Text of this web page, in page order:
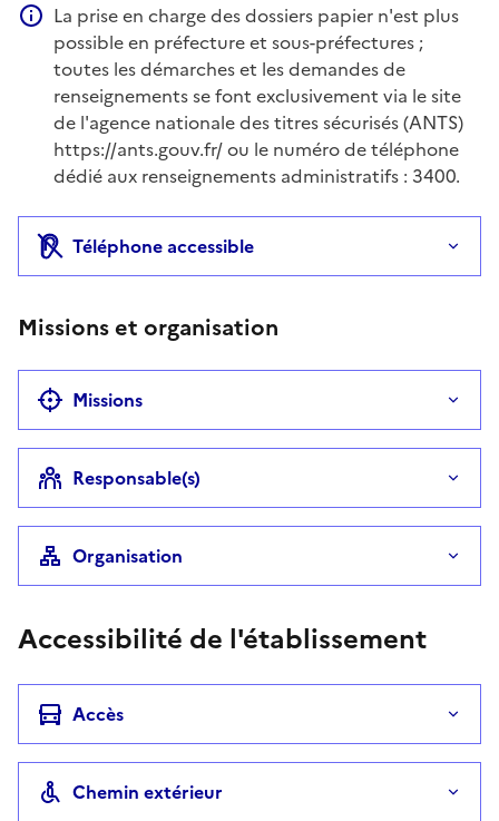
Information complémentaire
La prise en charge des dossiers papier n'est plus
possible en préfecture et sous-préfectures ;
toutes les démarches et les demandes de
renseignements se font exclusivement via le site
de l'agence nationale des titres sécurisés (ANTS)
https://ants.gouv.fr/ ou le numéro de téléphone
dédié aux renseignements administratifs : 3400.
Téléphone accessible
Missions et organisation
Missions
Responsable(s)
Organisation
Accessibilité de l'établissement
Accès
Chemin extérieur